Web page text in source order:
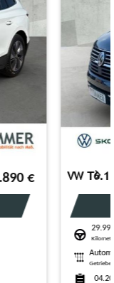
76.890 €